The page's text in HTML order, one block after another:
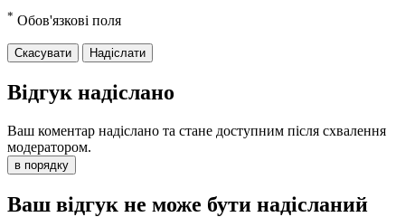
* Обов'язкові поля
Скасувати Надіслати
Відгук надіслано
Ваш коментар надіслано та стане доступним після схвалення
модератором.
в порядку
Ваш відгук не може бути надісланий